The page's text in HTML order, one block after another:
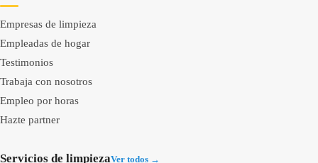
Empresas de limpieza
Empleadas de hogar
Testimonios
Trabaja con nosotros
Empleo por horas
Hazte partner
Servicios de limpiezaVer todos →